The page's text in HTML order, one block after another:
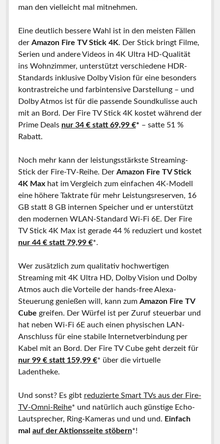
man den vielleicht mal mitnehmen.
Eine deutlich bessere Wahl ist in den meisten Fällen
der Amazon Fire TV Stick 4K. Der Stick bringt Filme,
Serien und andere Videos in 4K Ultra HD-Qualität
ins Wohnzimmer, unterstützt verschiedene HDR-
Standards inklusive Dolby Vision für eine besonders
kontrastreiche und farbintensive Darstellung – und
Dolby Atmos ist für die passende Soundkulisse auch
mit an Bord. Der Fire TV Stick 4K kostet während der
Prime Deals nur 34 € statt 69,99 €* – satte 51 %
Rabatt.
Noch mehr kann der leistungsstärkste Streaming-
Stick der Fire-TV-Reihe. Der Amazon Fire TV Stick
4K Maxhat im Vergleich zum einfachen 4K-Modell
eine höhere Taktrate für mehr Leistungsreserven, 16
GB statt 8 GB internen Speicher und er unterstützt
den modernen WLAN-Standard Wi-Fi 6E. Der Fire
TV Stick 4K Max ist gerade 44 % reduziert und kostet
nur 44 € statt 79,99 €*.
Wer zusätzlich zum qualitativ hochwertigen
Streaming mit 4K Ultra HD, Dolby Vision und Dolby
Atmos auch die Vorteile der hands-free Alexa-
Steuerung genießen will, kann zum Amazon Fire TV
Cube greifen. Der Würfel ist per Zuruf steuerbar und
hat neben Wi-Fi 6E auch einen physischen LAN-
Anschluss für eine stabile Internetverbindung per
Kabel mit an Bord. Der Fire TV Cube geht derzeit für
nur 99 € statt 159,99 €* über die virtuelle
Ladentheke.
Und sonst? Es gibt reduzierte Smart TVs aus der Fire-
TV-Omni-Reihe* und natürlich auch günstige Echo-
Lautsprecher, Ring-Kameras und und und. Einfach
mal auf der Aktionsseite stöbern*!